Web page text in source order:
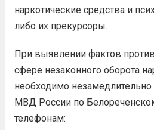
наркотические средства и
либо их прекурсоры.
При выявлении фактов
сфере незаконного оборота
необходимо
МВД России по
телефонам: